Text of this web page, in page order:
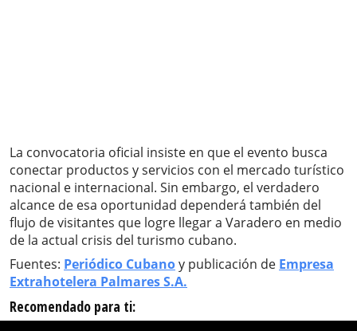
La convocatoria oficial insiste en que el evento busca
conectar productos y servicios con el mercado turístico
nacional e internacional. Sin embargo, el verdadero
alcance de esa oportunidad dependerá también del
flujo de visitantes que logre llegar a Varadero en medio
de la actual crisis del turismo cubano.
Fuentes: Periódico Cubanoy publicación de Empresa
Extrahotelera Palmares S.A.
Recomendado para ti: